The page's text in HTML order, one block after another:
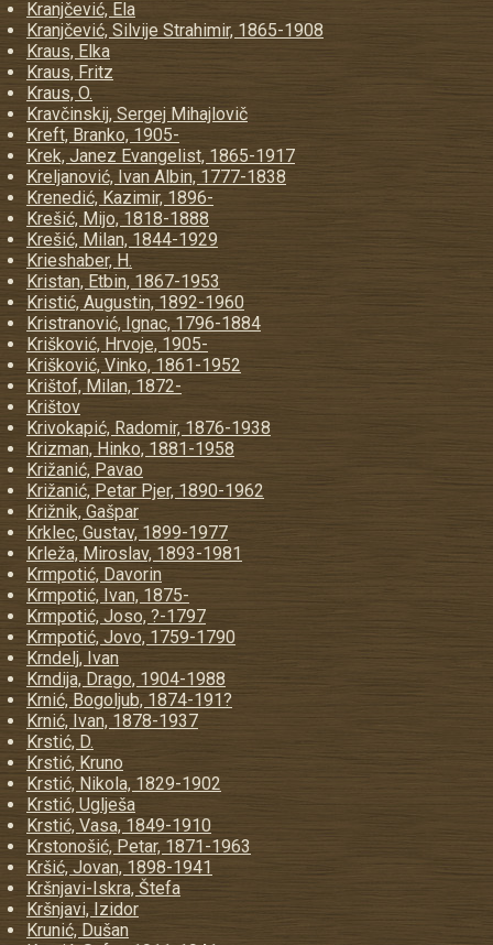
Kranjčević, Ela
Kranjčević, Silvije Strahimir, 1865-1908
Kraus, Elka
Kraus, Fritz
Kraus, O.
Kravčinskij, Sergej Mihajlovič
Kreft, Branko, 1905-
Krek, Janez Evangelist, 1865-1917
Kreljanović, Ivan Albin, 1777-1838
Krenedić, Kazimir, 1896-
Krešić, Mijo, 1818-1888
Krešić, Milan, 1844-1929
Krieshaber, H.
Kristan, Etbin, 1867-1953
Kristić, Augustin, 1892-1960
Kristranović, Ignac, 1796-1884
Krišković, Hrvoje, 1905-
Krišković, Vinko, 1861-1952
Krištof, Milan, 1872-
Krištov
Krivokapić, Radomir, 1876-1938
Krizman, Hinko, 1881-1958
Križanić, Pavao
Križanić, Petar Pjer, 1890-1962
Križnik, Gašpar
Krklec, Gustav, 1899-1977
Krleža, Miroslav, 1893-1981
Krmpotić, Davorin
Krmpotić, Ivan, 1875-
Krmpotić, Joso, ?-1797
Krmpotić, Jovo, 1759-1790
Krndelj, Ivan
Krndija, Drago, 1904-1988
Krnić, Bogoljub, 1874-191?
Krnić, Ivan, 1878-1937
Krstić, D.
Krstić, Kruno
Krstić, Nikola, 1829-1902
Krstić, Uglješa
Krstić, Vasa, 1849-1910
Krstonošić, Petar, 1871-1963
Kršić, Jovan, 1898-1941
Kršnjavi-Iskra, Štefa
Kršnjavi, Izidor
Krunić, Dušan